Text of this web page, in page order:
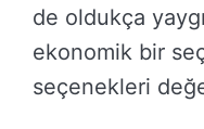
de oldukça
ekonomik bir
seçenekleri